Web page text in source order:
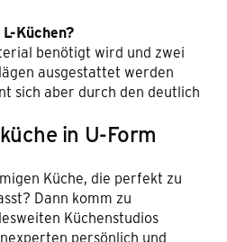
Küchen?
benötigt wird und zwei
ausgestattet werden
sich aber durch den deutlich
in U-Form
Küche, die perfekt zu
Dann komm zu
Küchenstudios
persönlich und